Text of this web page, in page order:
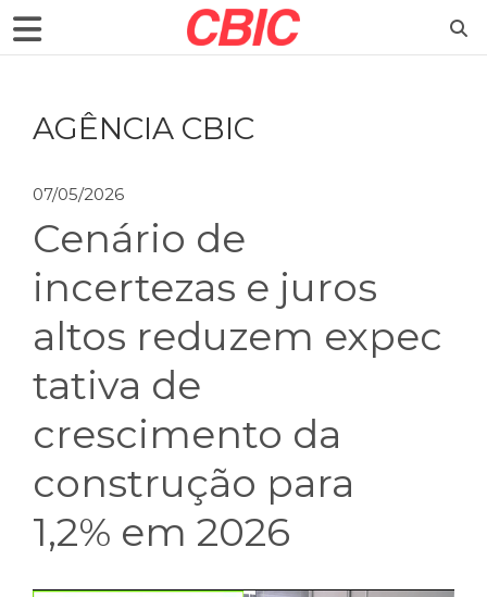
AGÊNCIA CBIC
07/05/2026
Cenário de
incertezas e juros
altos reduzem expec
tativa de
crescimento da
construção para
1,2% em 2026